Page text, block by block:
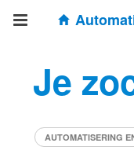
Je
AUTOMATISERING